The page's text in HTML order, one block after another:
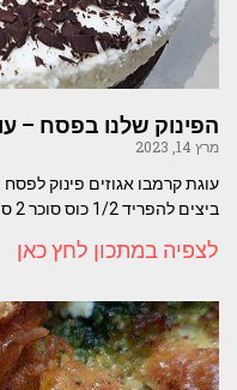
הפינוק שלנו בפסח –
מרץ 14, 2023
ביצים להפריד 1/2 כוס סוכר 2 ס. וניל .100 גר' שוקולד מריר 3
לצפיה במתכון לחץ כאן